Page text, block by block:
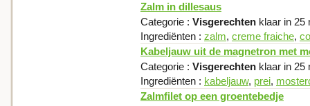
Zalm in dillesaus
Categorie : Visgerechten klaar in 25
Ingrediënten : zalm, creme fraiche,
Kabeljauw uit de magnetron met
Categorie : Visgerechten klaar in 25
Ingrediënten : kabeljauw, prei,
Zalmfilet op een groentebedje